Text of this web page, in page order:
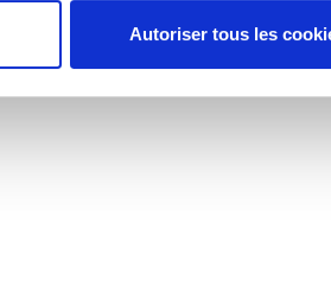
Autoriser tous les